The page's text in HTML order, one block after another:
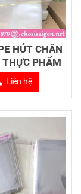
HÚT CHÂN
THỰC PHẨM
Liên hệ